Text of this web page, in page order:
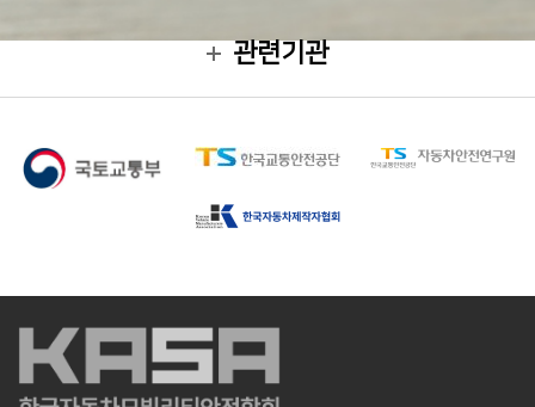
관련기관